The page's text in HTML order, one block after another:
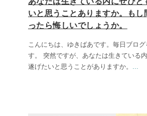
いと思うことありますか。もし
ったら悔しいでしょうか。
こんにちは、ゆきばあです。毎日ブログ
す。 突然ですが、あなたは生きている
遂げたいと思うことがありますか。 ...